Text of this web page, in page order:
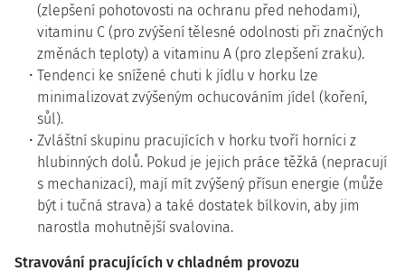
(zlepšení pohotovosti na ochranu před nehodami),
vitaminu C (pro zvýšení tělesné odolnosti při značných
změnách teploty) a vitaminu A (pro zlepšení zraku).
Tendenci ke snížené chuti k jídlu v horku lze
minimalizovat zvýšeným ochucováním jídel (koření,
sůl).
Zvláštní skupinu pracujících v horku tvoří horníci z
hlubinných dolů. Pokud je jejich práce těžká (nepracují
s mechanizací), mají mít zvýšený přísun energie (může
být i tučná strava) a také dostatek bílkovin, aby jim
narostla mohutnější svalovina.
Stravování pracujících v chladném provozu